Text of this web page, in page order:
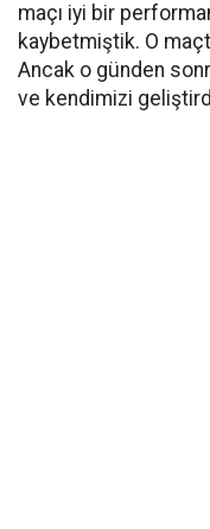
maçı iyi bir
kaybetmiştik. O
Ancak o günden
ve kendimizi